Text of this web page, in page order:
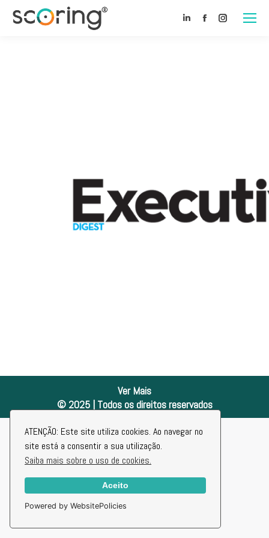
ATENÇÃO: Este site utiliza cookies. Ao navegar no
site está a consentir a sua utilização.
Saiba mais sobre o uso de cookies.
Aceito
Powered by WebsitePolicies
LinkedinFacebook
Instagram
Ver Mais
© 2025 | Todos os direitos reservados